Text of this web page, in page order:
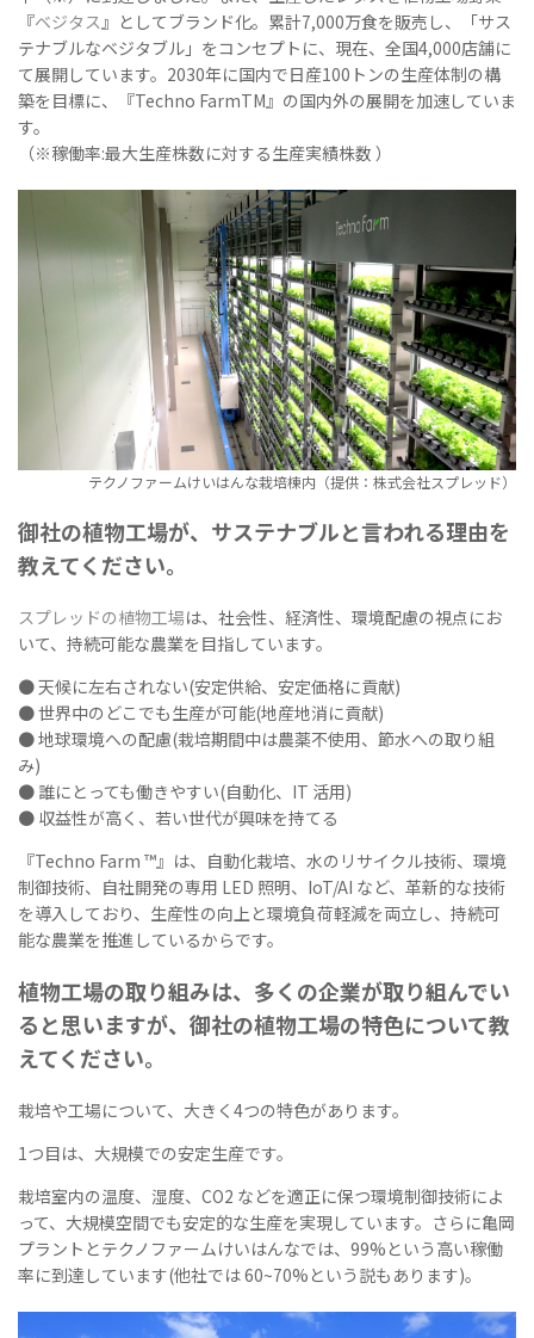
『ベジタス 』としてブランド化。累計7,000万食を販売し、「サス
テナブルなベジタブル」をコンセプトに、現在、全国4,000店舗に
て展開しています。2030年に国内で日産100トンの生産体制の構
築を目標に、『Techno FarmTM』の国内外の展開を加速していま
す。
（※稼働率:最大生産株数に対する生産実績株数 ）
テクノファームけいはんな栽培棟内（提供：株式会社スプレッド）
御社の植物工場が、サステナブルと言われる理由を
教えてください。
スプレッドの植物工場は、社会性、経済性、環境配慮の視点にお
いて、持続可能な農業を目指しています。
● 天候に左右されない(安定供給、安定価格に貢献)
● 世界中のどこでも生産が可能(地産地消に貢献)
● 地球環境への配慮(栽培期間中は農薬不使用、節水への取り組
み)
● 誰にとっても働きやすい(自動化、IT 活用)
● 収益性が高く、若い世代が興味を持てる
『Techno Farm ™』は、自動化栽培、水のリサイクル技術、環境
制御技術、自社開発の専用 LED 照明、IoT/AI など、革新的な技術
を導入しており、生産性の向上と環境負荷軽減を両立し、持続可
能な農業を推進しているからです。
植物工場の取り組みは、多くの企業が取り組んでい
ると思いますが、御社の植物工場の特色について教
えてください。
栽培や工場について、大きく4つの特色があります。
1つ目は、大規模での安定生産です。
栽培室内の温度、湿度、CO2 などを適正に保つ環境制御技術によ
って、大規模空間でも安定的な生産を実現しています。さらに亀岡
プラントとテクノファームけいはんなでは、99%という高い稼働
率に到達しています(他社では 60~70%という説もあります)。